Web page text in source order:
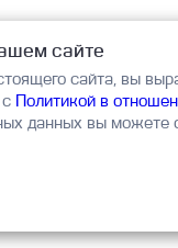
сайте
сайта, вы
Политикой в
данных вы можете